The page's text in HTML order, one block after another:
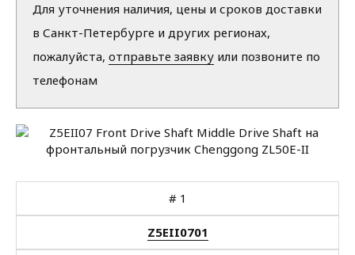
Для уточнения наличия, цены и сроков доставки
в Санкт-Петербурге и других регионах,
пожалуйста, отправьте заявку или позвоните по
телефонам
#1
Z5EII0701